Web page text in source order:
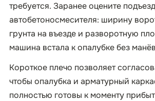
требуется. Заранее оцените
автобетоносмесителя: ширину
грунта на въезде и разворотную
машина встала к опалубке без
Короткое плечо позволяет
чтобы опалубка и арматурный
полностью готовы к моменту